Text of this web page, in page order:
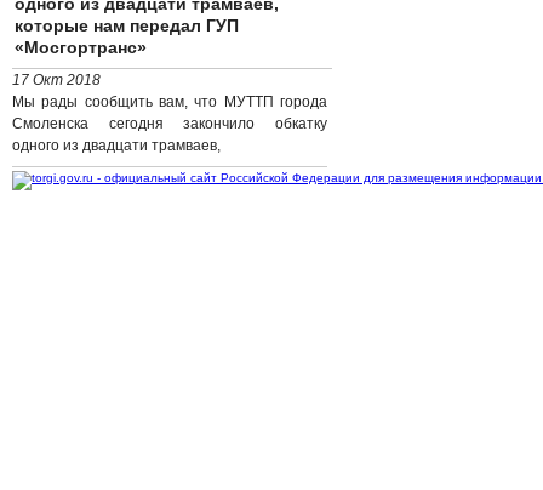
которые нам передал ГУП
«Мосгортранс»
17 Окт 2018
Мы рады сообщить вам, что МУТТП города
Смоленска сегодня закончило обкатку
одного из двадцати трамваев,